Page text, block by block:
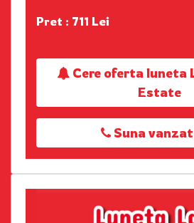
Pret : 711 Lei
Cere oferta luneta
Estate
Suna